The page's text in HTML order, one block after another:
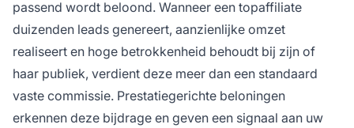
passend wordt beloond. Wanneer een topaffiliate
duizenden leads genereert, aanzienlijke omzet
realiseert en hoge betrokkenheid behoudt bij zijn of
haar publiek, verdient deze meer dan een standaard
vaste commissie. Prestatiegerichte beloningen
erkennen deze bijdrage en geven een signaal aan uw